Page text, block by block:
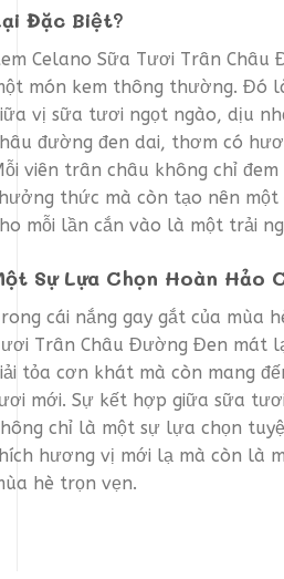
Đặc Biệt?
Celano Sữa Tươi Trân
món kem thông thường. Đó
vị sữa tươi ngọt ngào, dịu
đường đen dai, thơm có
viên trân châu không chỉ
thức mà còn tạo nên một
mỗi lần cắn vào là một trải
Sự Lựa Chọn Hoàn Hảo
cái nắng gay gắt của mùa
Trân Châu Đường Đen mát
tỏa cơn khát mà còn mang
mới. Sự kết hợp giữa sữa
chỉ là một sự lựa chọn
hương vị mới lạ mà còn là
hè trọn vẹn.